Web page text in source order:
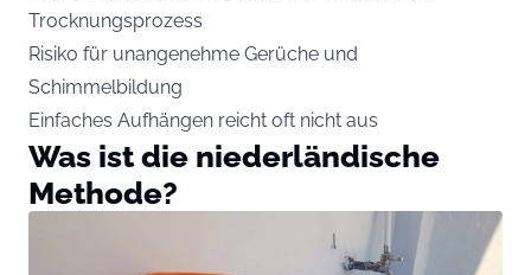
Trocknungsprozess
Risiko für unangenehme Gerüche und
Schimmelbildung
Einfaches Aufhängen reicht oft nicht aus
Was ist die niederländische
Methode?